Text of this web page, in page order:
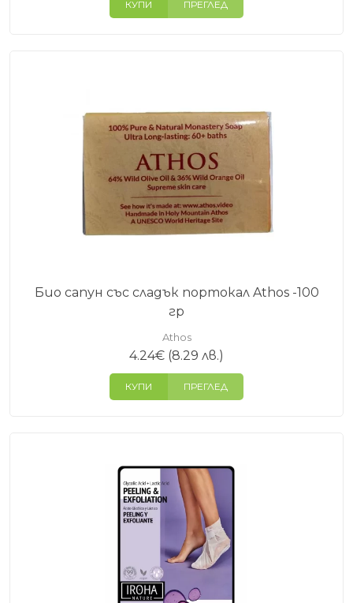
КУПИ ПРЕГЛЕД
Био сапун със сладък портокал Athos -100
гр
Athos
4.24€ (8.29 лв.)
КУПИ ПРЕГЛЕД